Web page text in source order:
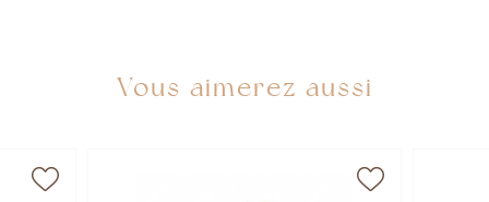
Vous aimerez aussi